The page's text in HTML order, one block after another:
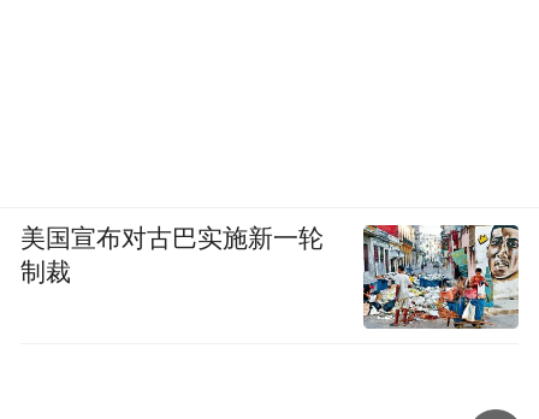
美国宣布对古巴实施新一轮
制裁